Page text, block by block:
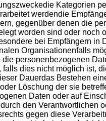
Kategorien
werdendie
gegenüber denen die
worden sind oder noch
bei Empfängern in
Organisationenfalls
die personenbezogenen
falls dies nicht möglich ist,
Dauerdas Bestehen
Löschung der sie
Daten oder auf
den Verantwortlichen
gegen diese